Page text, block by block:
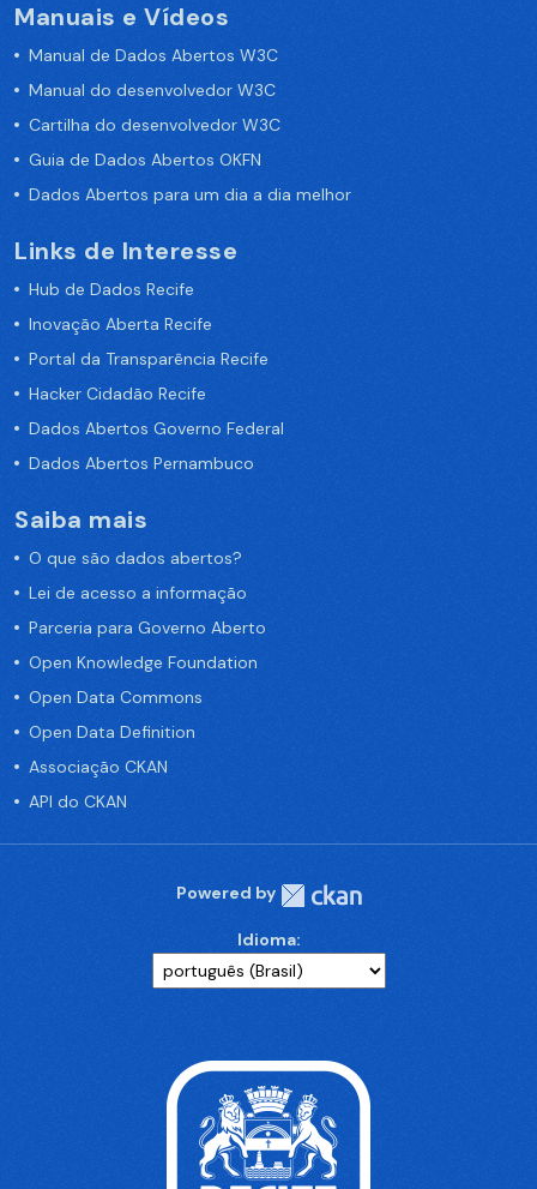
Manuais e Vídeos
Manual de Dados Abertos W3C
Manual do desenvolvedor W3C
Cartilha do desenvolvedor W3C
Guia de Dados Abertos OKFN
Dados Abertos para um dia a dia melhor
Links de Interesse
Hub de Dados Recife
Inovação Aberta Recife
Portal da Transparência Recife
Hacker Cidadão Recife
Dados Abertos Governo Federal
Dados Abertos Pernambuco
Saiba mais
O que são dados abertos?
Lei de acesso a informação
Parceria para Governo Aberto
Open Knowledge Foundation
Open Data Commons
Open Data Definition
Associação CKAN
API do CKAN
Powered by
Idioma